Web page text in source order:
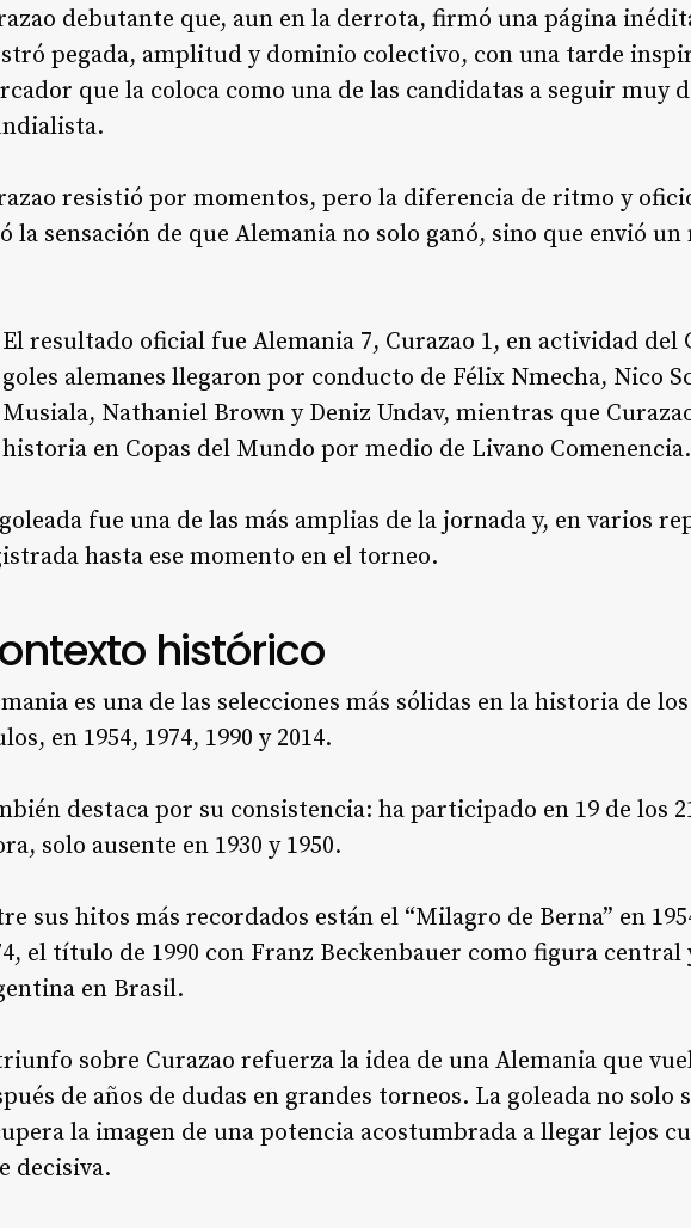
debutante que, aun en la derrota, firmó una página
pegada, amplitud y dominio colectivo, con una tarde
que la coloca como una de las candidatas a seguir muy
resistió por momentos, pero la diferencia de ritmo y
la sensación de que Alemania no solo ganó, sino que envió
El resultado oficial fue Alemania 7, Curazao 1, en actividad del
goles alemanes llegaron por conducto de Félix Nmecha, Nico
Musiala, Nathaniel Brown y Deniz Undav, mientras que
historia en Copas del Mundo por medio de Livano Comenencia.
fue una de las más amplias de la jornada y, en varios
hasta ese momento en el torneo.
histórico
es una de las selecciones más sólidas en la historia de
en 1954, 1974, 1990 y 2014.
destaca por su consistencia: ha participado en 19 de los
solo ausente en 1930 y 1950.
sus hitos más recordados están el “Milagro de Berna” en
el título de 1990 con Franz Beckenbauer como figura central
en Brasil.
sobre Curazao refuerza la idea de una Alemania que
de años de dudas en grandes torneos. La goleada no
la imagen de una potencia acostumbrada a llegar lejos
decisiva.